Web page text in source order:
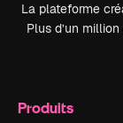
La plateforme
Plus d’un
Produits